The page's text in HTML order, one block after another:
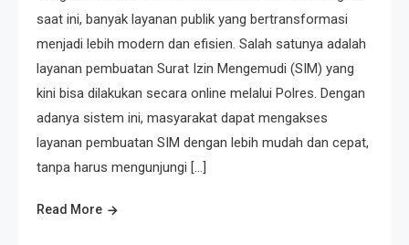
saat ini, banyak layanan publik yang bertransformasi
menjadi lebih modern dan efisien. Salah satunya adalah
layanan pembuatan Surat Izin Mengemudi (SIM) yang
kini bisa dilakukan secara online melalui Polres. Dengan
adanya sistem ini, masyarakat dapat mengakses
layanan pembuatan SIM dengan lebih mudah dan cepat,
tanpa harus mengunjungi […]
Read More